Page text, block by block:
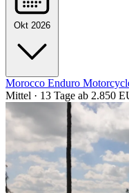
Okt 2026
Morocco Enduro
Mittel · 13 Tage ab 2.850